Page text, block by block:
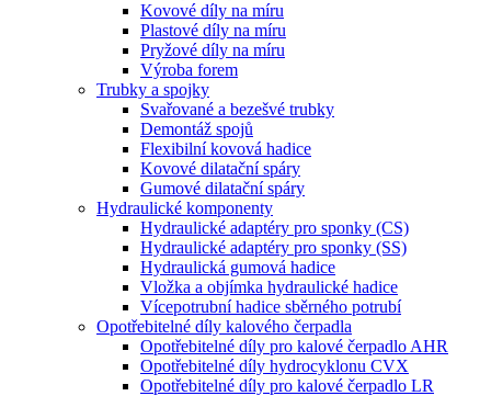
Kovové díly na míru
Plastové díly na míru
Pryžové díly na míru
Výroba forem
Trubky a spojky
Svařované a bezešvé trubky
Demontáž spojů
Flexibilní kovová hadice
Kovové dilatační spáry
Gumové dilatační spáry
Hydraulické komponenty
Hydraulické adaptéry pro sponky (CS)
Hydraulické adaptéry pro sponky (SS)
Hydraulická gumová hadice
Vložka a objímka hydraulické hadice
Vícepotrubní hadice sběrného potrubí
Opotřebitelné díly kalového čerpadla
Opotřebitelné díly pro kalové čerpadlo AHR
Opotřebitelné díly hydrocyklonu CVX
Opotřebitelné díly pro kalové čerpadlo LR